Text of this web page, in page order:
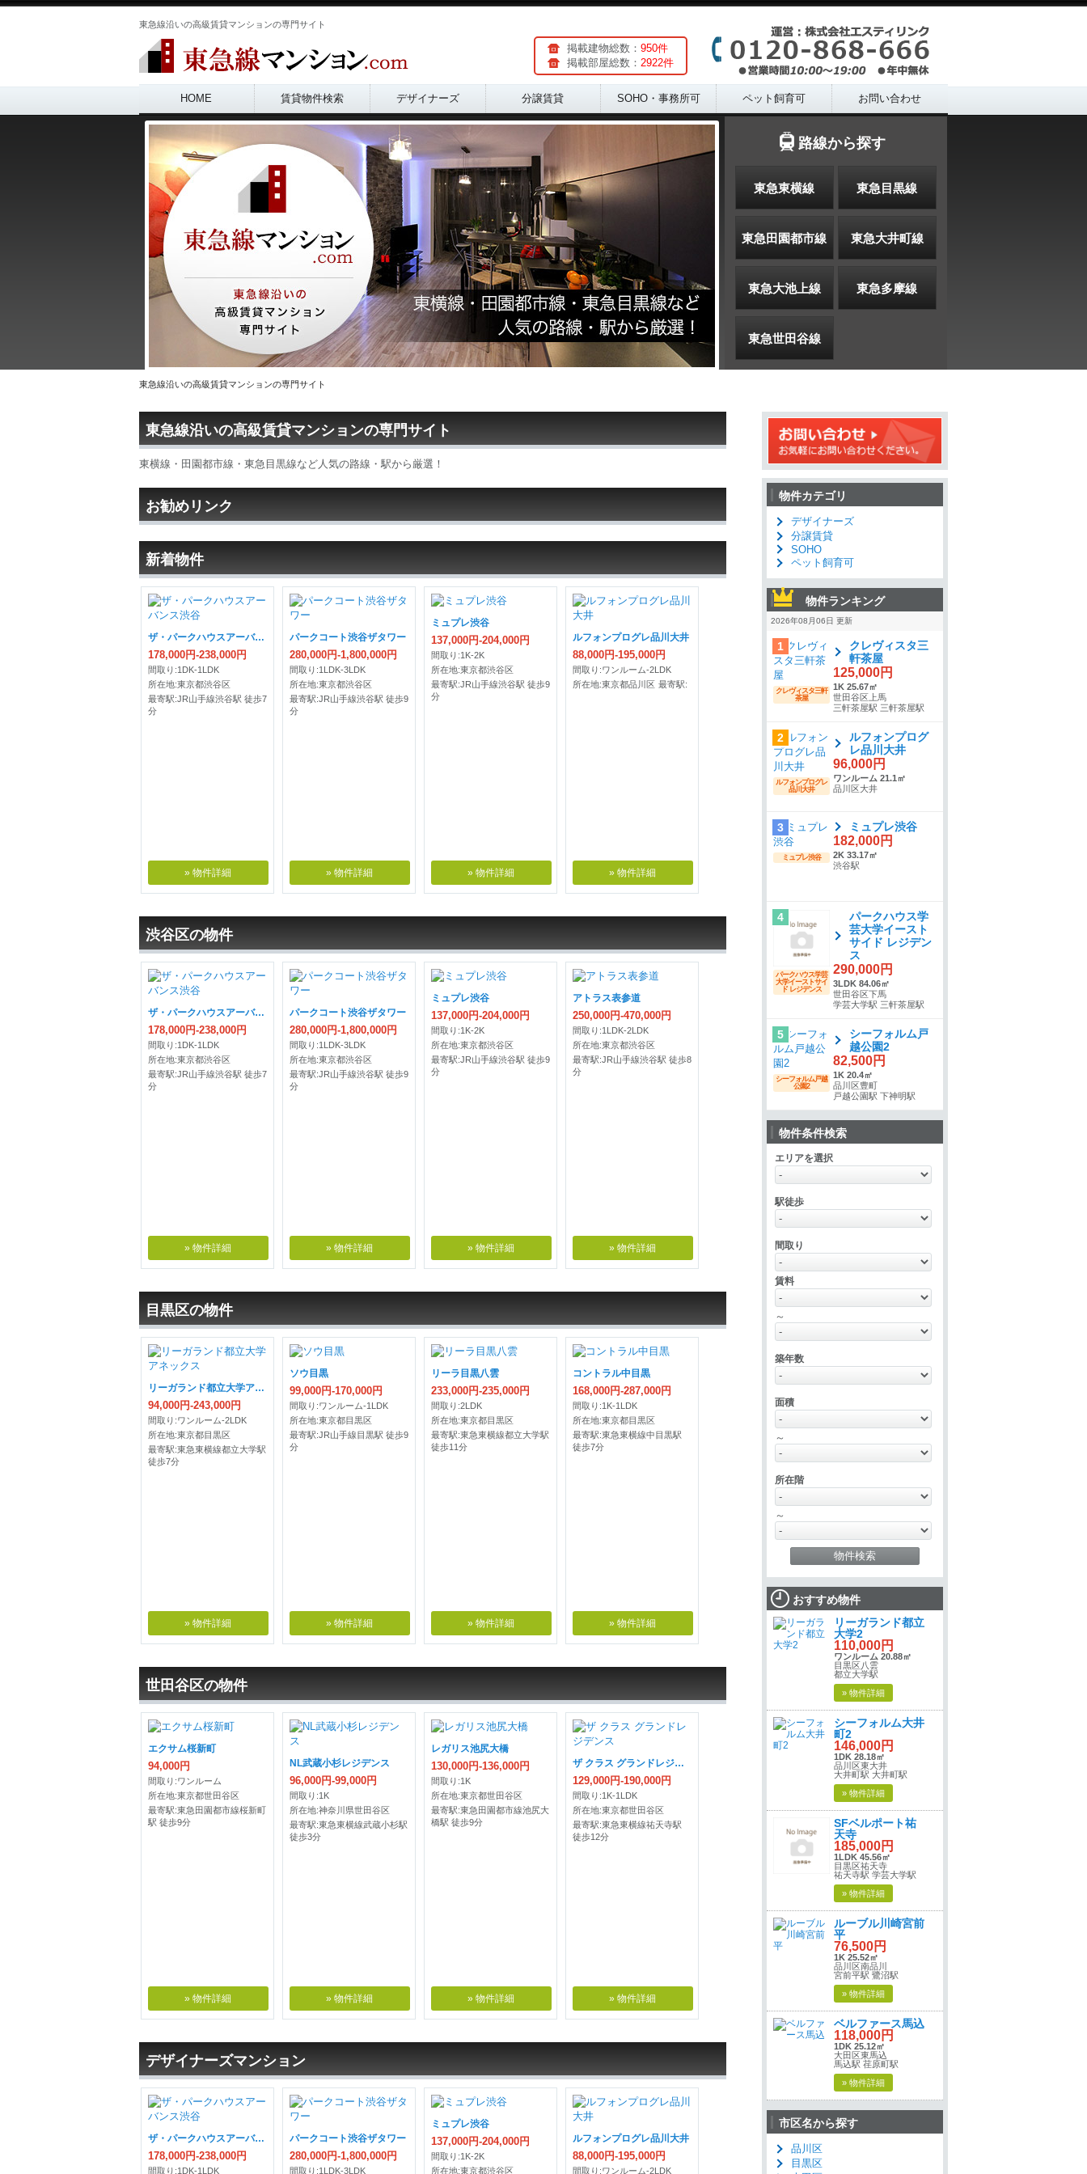
東急線沿いの高級賃貸マンションの専門サイト
掲載建物総数： 950件
掲載部屋総数： 2922件
Main menu
HOME 賃貸物件検索 デザイナーズ 分譲賃貸 SOHO・事務所可 ペット飼育可 お問い合わせ
路線から探す
東急東横線 東急目黒線
東急田園都市線 東急大井町線
東急大池上線 東急多摩線
東急世田谷線
東急線沿いの高級賃貸マンションの専門サイト
東急線沿いの高級賃貸マンションの専門サイト
東横線・田園都市線・東急目黒線など人気の路線・駅から厳選！
お勧めリンク
新着物件
ザ・パークハウスアーバンス渋谷
178,000円-238,000円
間取り:1DK-1LDK
所在地:東京都渋谷区
最寄駅:JR山手線渋谷駅 徒歩7
分
» 物件詳細
パークコート渋谷ザタワー
280,000円-1,800,000円
間取り:1LDK-3LDK
所在地:東京都渋谷区
最寄駅:JR山手線渋谷駅 徒歩9
分
» 物件詳細
ミュプレ渋谷
137,000円-204,000円
間取り:1K-2K
所在地:東京都渋谷区
最寄駅:JR山手線渋谷駅 徒歩9
分
» 物件詳細
ルフォンプログレ品川大井
88,000円-195,000円
間取り:ワンルーム-2LDK
所在地:東京都品川区 最寄駅:
» 物件詳細
渋谷区の物件
ザ・パークハウスアーバンス渋谷
178,000円-238,000円
間取り:1DK-1LDK
所在地:東京都渋谷区
最寄駅:JR山手線渋谷駅 徒歩7
分
» 物件詳細
パークコート渋谷ザタワー
280,000円-1,800,000円
間取り:1LDK-3LDK
所在地:東京都渋谷区
最寄駅:JR山手線渋谷駅 徒歩9
分
» 物件詳細
ミュプレ渋谷
137,000円-204,000円
間取り:1K-2K
所在地:東京都渋谷区
最寄駅:JR山手線渋谷駅 徒歩9
分
» 物件詳細
アトラス表参道
250,000円-470,000円
間取り:1LDK-2LDK
所在地:東京都渋谷区
最寄駅:JR山手線渋谷駅 徒歩8
分
» 物件詳細
目黒区の物件
リーガランド都立大学アネックス
94,000円-243,000円
間取り:ワンルーム-2LDK
所在地:東京都目黒区
最寄駅:東急東横線都立大学駅
徒歩7分
» 物件詳細
ソウ目黒
99,000円-170,000円
間取り:ワンルーム-1LDK
所在地:東京都目黒区
最寄駅:JR山手線目黒駅 徒歩9
分
» 物件詳細
リーラ目黒八雲
233,000円-235,000円
間取り:2LDK
所在地:東京都目黒区
最寄駅:東急東横線都立大学駅
徒歩11分
» 物件詳細
コントラル中目黒
168,000円-287,000円
間取り:1K-1LDK
所在地:東京都目黒区
最寄駅:東急東横線中目黒駅
徒歩7分
» 物件詳細
世田谷区の物件
エクサム桜新町
94,000円
間取り:ワンルーム
所在地:東京都世田谷区
最寄駅:東急田園都市線桜新町
駅 徒歩9分
» 物件詳細
NL武蔵小杉レジデンス
96,000円-99,000円
間取り:1K
所在地:神奈川県世田谷区
最寄駅:東急東横線武蔵小杉駅
徒歩3分
» 物件詳細
レガリス池尻大橋
130,000円-136,000円
間取り:1K
所在地:東京都世田谷区
最寄駅:東急田園都市線池尻大
橋駅 徒歩9分
» 物件詳細
ザ クラス グランドレジデンス
129,000円-190,000円
間取り:1K-1LDK
所在地:東京都世田谷区
最寄駅:東急東横線祐天寺駅
徒歩12分
» 物件詳細
デザイナーズマンション
ザ・パークハウスアーバンス渋谷
178,000円-238,000円
間取り:1DK-1LDK
パークコート渋谷ザタワー
280,000円-1,800,000円
間取り:1LDK-3LDK
ミュプレ渋谷
137,000円-204,000円
間取り:1K-2K
所在地:東京都渋谷区
ルフォンプログレ品川大井
88,000円-195,000円
間取り:ワンルーム-2LDK
物件カテゴリ
デザイナーズ
分譲賃貸
SOHO
ペット飼育可
物件ランキング
2026年08月06日 更新
1
クレヴィスタ三軒
茶屋
クレヴィスタ三
軒茶屋
125,000円
1K 25.67㎡
世田谷区上馬
三軒茶屋駅 三軒茶屋駅
2
ルフォンプログレ
品川大井
ルフォンプログ
レ品川大井
96,000円
ワンルーム 21.1㎡
品川区大井
3
ミュプレ渋谷
ミュプレ渋谷
182,000円
2K 33.17㎡
渋谷駅
4
パークハウス学芸
大学イーストサイ
ド レジデンス
パークハウス学
芸大学イースト
サイド レジデン
ス
290,000円
3LDK 84.06㎡
世田谷区下馬
学芸大学駅 三軒茶屋駅
5
シーフォルム戸越
公園2
シーフォルム戸
越公園2
82,500円
1K 20.4㎡
品川区豊町
戸越公園駅 下神明駅
物件条件検索
エリアを選択
駅徒歩
間取り
賃料
～
築年数
面積
～
所在階
～
おすすめ物件
リーガランド都立
大学2
110,000円
ワンルーム 20.88㎡
目黒区八雲
都立大学駅
» 物件詳細
シーフォルム大井
町2
146,000円
1DK 28.18㎡
品川区東大井
大井町駅 大井町駅
» 物件詳細
SFベルポート祐
天寺
185,000円
1LDK 45.56㎡
目黒区祐天寺
祐天寺駅 学芸大学駅
» 物件詳細
ルーブル川崎宮前
平
76,500円
1K 25.52㎡
品川区南品川
宮前平駅 鷺沼駅
» 物件詳細
ベルファース馬込
118,000円
1DK 25.12㎡
大田区東馬込
馬込駅 荏原町駅
» 物件詳細
市区名から探す
品川区
目黒区